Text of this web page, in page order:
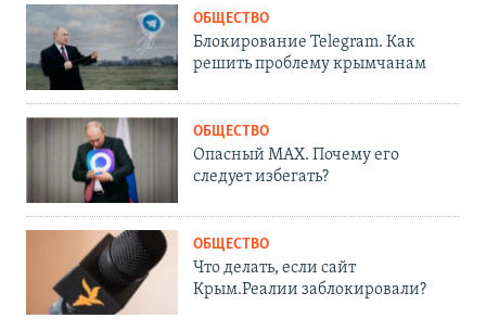
ОБЩЕСТВО
Блокирование Telegram. Как
решить проблему крымчанам
ОБЩЕСТВО
Опасный MAX. Почему его
следует избегать?
ОБЩЕСТВО
Что делать, если сайт
Крым.Реалии заблокировали?